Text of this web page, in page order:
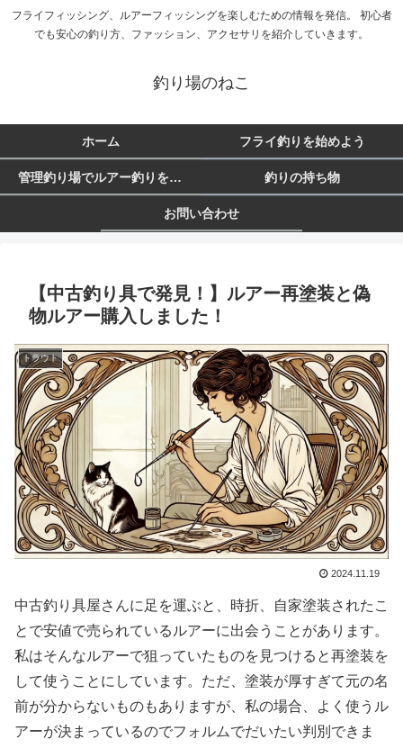
フライフィッシング、ルアーフィッシングを楽しむための情報を発信。 初心者
でも安心の釣り方、ファッション、アクセサリを紹介していきます。
釣り場のねこ
ホーム フライ釣りを始めよう
管理釣り場でルアー釣りを始めよう 釣りの持ち物
お問い合わせ
【中古釣り具で発見！】ルアー再塗装と偽
物ルアー購入しました！
トラウト
2024.11.19
中古釣り具屋さんに足を運ぶと、時折、自家塗装されたこ
とで安値で売られているルアーに出会うことがあります。
私はそんなルアーで狙っていたものを見つけると再塗装を
して使うことにしています。ただ、塗装が厚すぎて元の名
前が分からないものもありますが、私の場合、よく使うル
アーが決まっているのでフォルムでだいたい判別できま